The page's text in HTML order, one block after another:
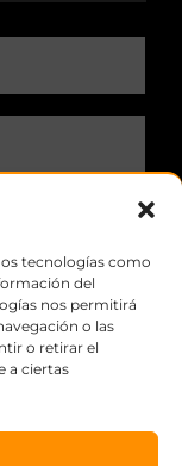
tecnologías como
del
nos permitirá
o las
o retirar el
a ciertas